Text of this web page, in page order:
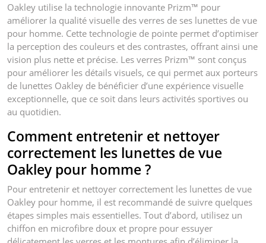
Oakley utilise la technologie innovante Prizm™ pour
améliorer la qualité visuelle des verres de ses lunettes de vue
pour homme. Cette technologie de pointe permet d’optimiser
la perception des couleurs et des contrastes, offrant ainsi une
vision plus nette et précise. Les verres Prizm™ sont conçus
pour améliorer les détails visuels, ce qui permet aux porteurs
de lunettes Oakley de bénéficier d’une expérience visuelle
exceptionnelle, que ce soit dans leurs activités sportives ou
au quotidien.
Comment entretenir et nettoyer
correctement les lunettes de vue
Oakley pour homme ?
Pour entretenir et nettoyer correctement les lunettes de vue
Oakley pour homme, il est recommandé de suivre quelques
étapes simples mais essentielles. Tout d’abord, utilisez un
chiffon en microfibre doux et propre pour essuyer